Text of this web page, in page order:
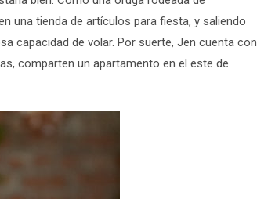
una tienda de artículos para fiesta, y saliendo
capacidad de volar. Por suerte, Jen cuenta con
comparten un apartamento en el este de